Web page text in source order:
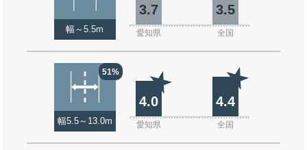
幅～5.5m
3.7 3.5
愛知県 全国
51%
幅5.5～13.0m
4.0 4.4
愛知県 全国